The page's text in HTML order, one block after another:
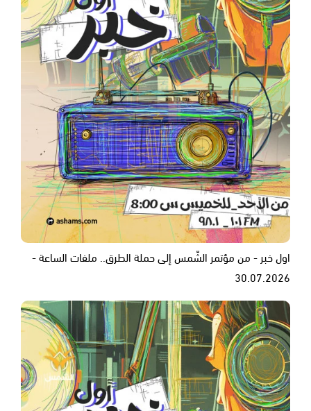
اول خبر - من مؤتمر الشّمس إلى حملة الطرق.. ملفات الساعة -
30.07.2026